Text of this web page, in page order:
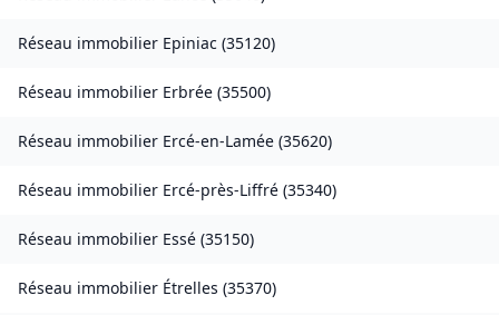
Réseau immobilier Epiniac (35120)
Réseau immobilier Erbrée (35500)
Réseau immobilier Ercé-en-Lamée (35620)
Réseau immobilier Ercé-près-Liffré (35340)
Réseau immobilier Essé (35150)
Réseau immobilier Étrelles (35370)